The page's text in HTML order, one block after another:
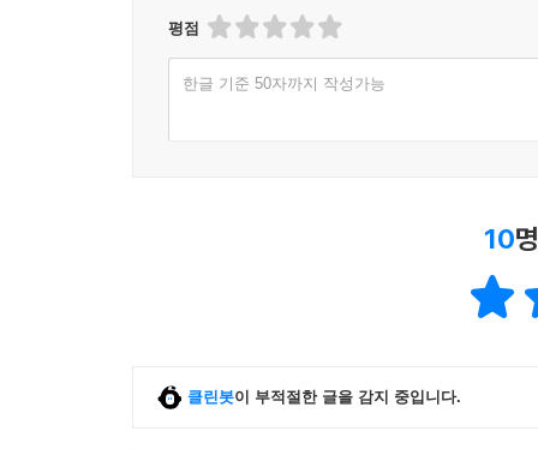
평점
한글 기준 50자까지 작성가능
10
클린봇이 부적절한 글을 감지 중입니다.